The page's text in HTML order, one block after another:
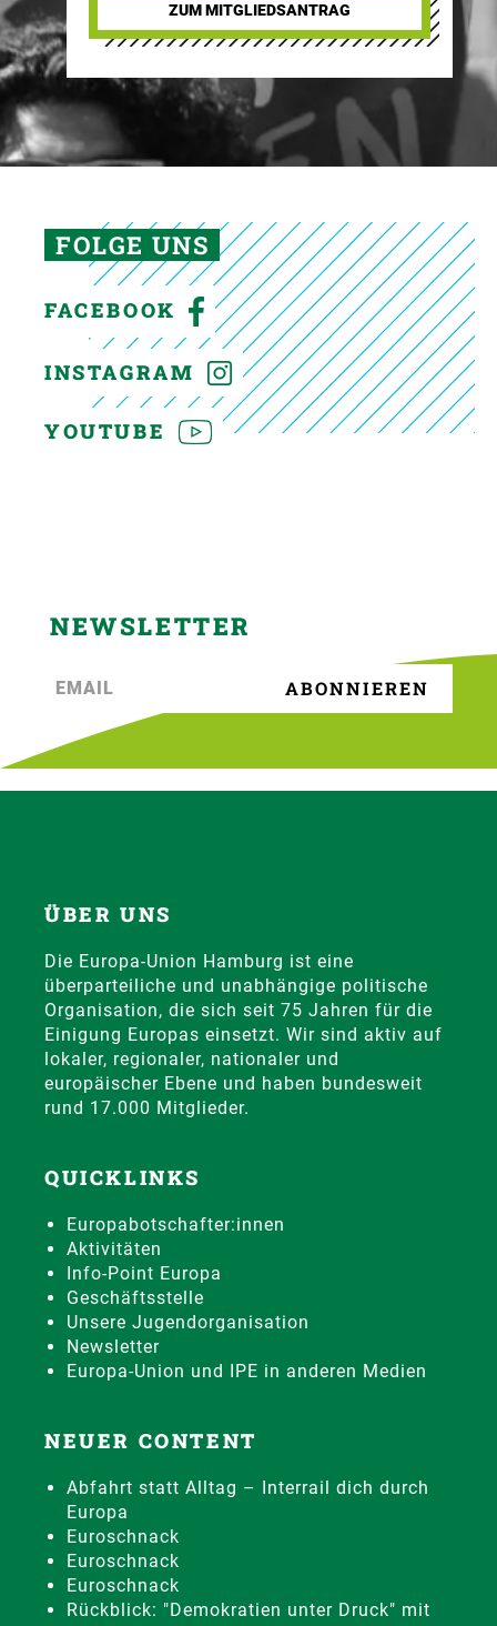
ZUM MITGLIEDSANTRAG
FOLGE UNS
FACEBOOK
INSTAGRAM
YOUTUBE
NEWSLETTER
ÜBER UNS
Die Europa-Union Hamburg ist eine
überparteiliche und unabhängige politische
Organisation, die sich seit 75 Jahren für die
Einigung Europas einsetzt. Wir sind aktiv auf
lokaler, regionaler, nationaler und
europäischer Ebene und haben bundesweit
rund 17.000 Mitglieder.
QUICKLINKS
Europabotschafter:innen
Aktivitäten
Info-Point Europa
Geschäftsstelle
Unsere Jugendorganisation
Newsletter
Europa-Union und IPE in anderen Medien
NEUER CONTENT
Abfahrt statt Alltag – Interrail dich durch
Europa
Euroschnack
Euroschnack
Euroschnack
Rückblick: "Demokratien unter Druck" mit